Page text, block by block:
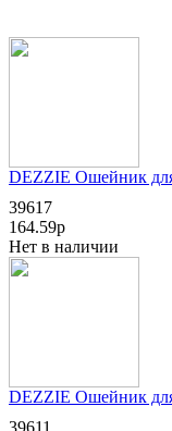
DEZZIE Ошейник
39617
164.59р
Нет в наличии
DEZZIE Ошейник
39611